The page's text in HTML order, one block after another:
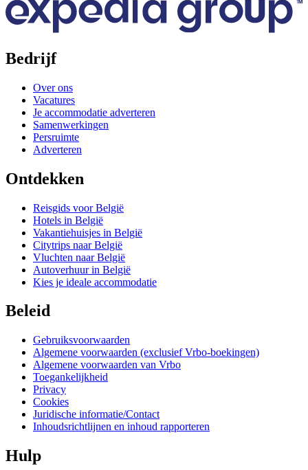
Bedrijf
Over ons
Vacatures
Je accommodatie adverteren
Samenwerkingen
Persruimte
Adverteren
Ontdekken
Reisgids voor België
Hotels in België
Vakantiehuisjes in België
Citytrips naar België
Vluchten naar België
Autoverhuur in België
Kies je ideale accommodatie
Beleid
Gebruiksvoorwaarden
Algemene voorwaarden (exclusief Vrbo-boekingen)
Algemene voorwaarden van Vrbo
Toegankelijkheid
Privacy
Cookies
Juridische informatie/Contact
Inhoudsrichtlijnen en inhoud rapporteren
Hulp